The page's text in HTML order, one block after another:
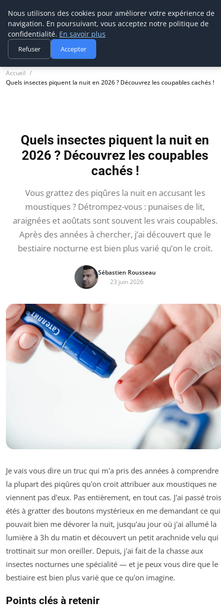
CBA
construction bois
Bricolage & Passion du Bois
Accueil
Quels insectes piquent la nuit en 2026 ? Découvrez les coupables cachés !
Quels insectes piquent la nuit en
2026 ? Découvrez les coupables
cachés !
Vous grattez des piqûres la nuit en accusant les
moustiques ? Détrompez-vous : punaises de lit,
araignées et aoûtats sont souvent les vrais coupables.
Après des années à chercher, j’ai découvert que le
bestiaire nocturne est bien plus varié qu’on le croit.
Sébastien Rousseau
23 juin 2026
Je vais vous dire un truc qui m'a pris des années à comprendre
la plupart des piqûres qu'on croit attribuer aux moustiques ne
viennent pas d'eux. Pas entièrement, en tout cas. J'ai passé trois
étés à gratter des boutons mystérieux en me demandant ce qui
pouvait bien me dévorer la nuit, jusqu'au jour où j'ai allumé la
lumière à 3h du matin et découvert un petit arachnide velu qui
trottinait sur mon oreiller. Depuis, j'ai fait de la chasse aux
insectes nocturnes une spécialité — et je peux vous dire que le
bestiaire est bien plus varié que ce qu'on imagine.
Points clés à retenir
Nous utilisons des cookies pour améliorer votre expérience de
navigation. En poursuivant, vous acceptez notre politique de
confidentialité. En savoir plus
Refuser Accepter